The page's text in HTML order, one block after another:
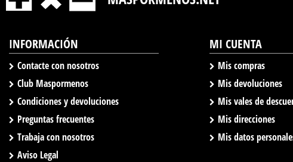
INFORMACIÓN
Contacte con nosotros
Club Maspormenos
Condiciones y devoluciones
Preguntas frecuentes
Trabaja con nosotros
Aviso Legal
MI CUENTA
Mis compras
Mis devoluciones
Mis vales de
Mis direcciones
Mis datos